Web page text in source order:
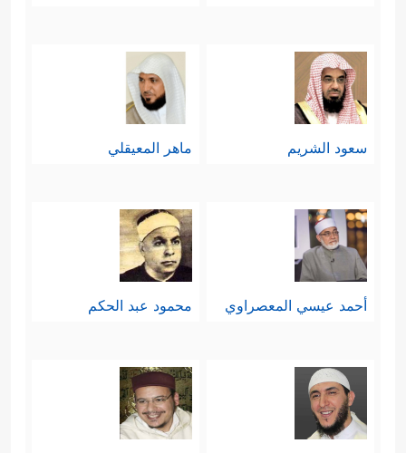
سعود الشريم ماهر المعيقلي
أحمد عيسي المعصراوي محمود عبد الحكم